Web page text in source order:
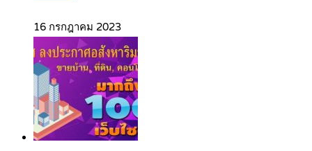
16 กรกฎาคม 2023